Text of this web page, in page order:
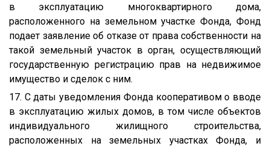
в эксплуатацию многоквартирного дома,
расположенного на земельном участке Фонда, Фонд
подает заявление об отказе от права собственности на
такой земельный участок в орган, осуществляющий
государственную регистрацию прав на недвижимое
имущество и сделок с ним.
17. С даты уведомления Фонда кооперативом о вводе
в эксплуатацию жилых домов, в том числе объектов
индивидуального жилищного строительства,
расположенных на земельных участках Фонда, и